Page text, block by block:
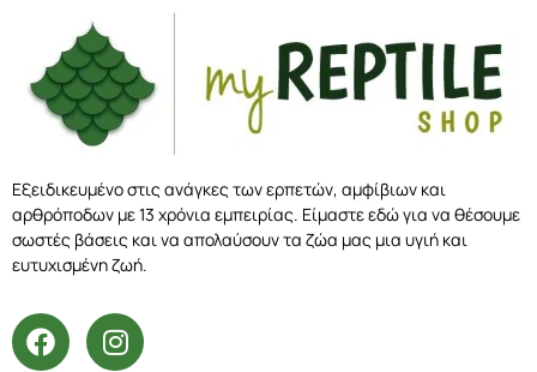
Εξειδικευμένο στις ανάγκες των ερπετών, αμφίβιων και
αρθρόποδων με 13 χρόνια εμπειρίας. Είμαστε εδώ για να θέσουμε
σωστές βάσεις και να απολαύσουν τα ζώα μας μια υγιή και
ευτυχισμένη ζωή.